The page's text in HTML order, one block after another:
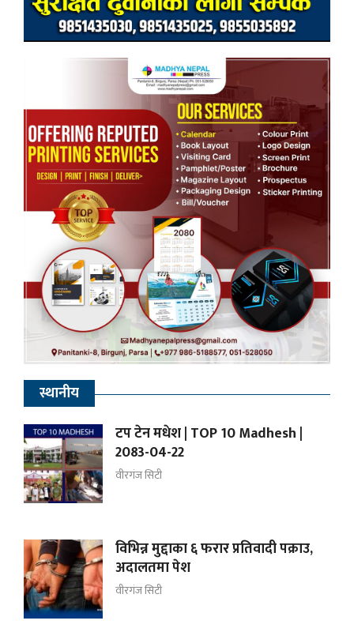
स्थानीय
टप टेन मधेश | TOP 10 Madhesh |
2083-04-22
वीरगंज सिटी
विभिन्न मुद्दाका ६ फरार प्रतिवादी पक्राउ,
अदालतमा पेश
वीरगंज सिटी